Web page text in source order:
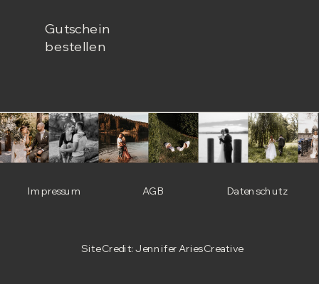
Site Credit: Jennifer Aries Creative
Impressum Datenschutz
AGB
Gutschein
bestellen